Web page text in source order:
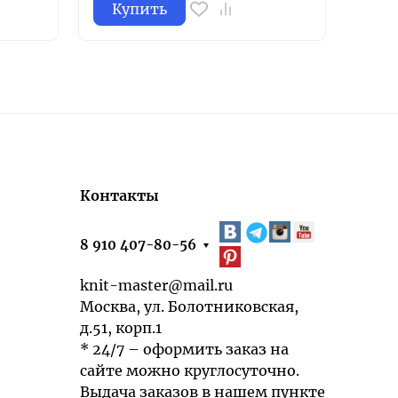
Купить
Контакты
8 910 407-80-56
knit-master@mail.ru
Москва, ул. Болотниковская,
д.51, корп.1
* 24/7 – оформить заказ на
сайте можно круглосуточно.
Выдача заказов в нашем пункте